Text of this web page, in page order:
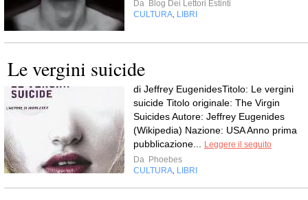
Da Blog Dei Lettori Estinti
CULTURA LIBRI
Le vergini suicide
di Jeffrey EugenidesTitolo: Le vergini
suicide Titolo originale: The Virgin
Suicides Autore: Jeffrey Eugenides
(Wikipedia) Nazione: USA Anno prima
pubblicazione...
Leggere il seguito
Da Phoebes
CULTURA LIBRI